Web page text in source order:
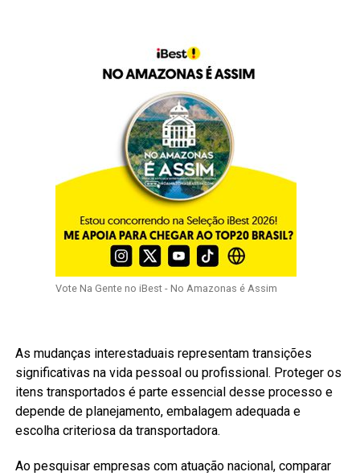
Vote Na Gente no iBest - No Amazonas é Assim
As mudanças interestaduais representam transições
significativas na vida pessoal ou profissional. Proteger os
itens transportados é parte essencial desse processo e
depende de planejamento, embalagem adequada e
escolha criteriosa da transportadora.
Ao pesquisar empresas com atuação nacional, comparar